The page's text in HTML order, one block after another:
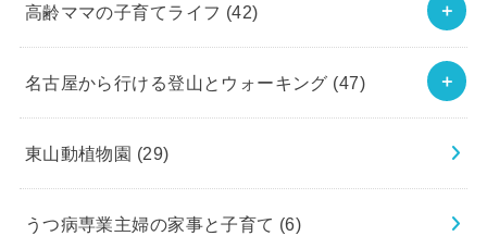
高齢ママの子育てライフ (42)
名古屋から行ける登山とウォーキング (47)
東山動植物園 (29)
うつ病専業主婦の家事と子育て (6)